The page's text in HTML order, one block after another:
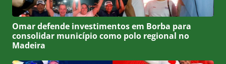
Omar defende investimentos em Borba para
consolidar município como polo regional no
Madeira